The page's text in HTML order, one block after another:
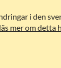
i den
läs mer om detta